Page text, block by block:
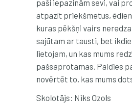
paši iepazinām sevi, vai
atpazīt priekšmetus,
kuras pēkšņi vairs
sajūtam ar tausti, bet
lietojam, un kas mums
pašsaprotamas. Paldies
novērtēt to, kas mums
Skolotājs: Niks Ozols